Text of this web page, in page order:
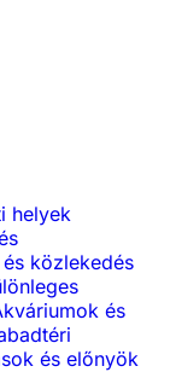
helyek
közlekedés
és
és előnyök